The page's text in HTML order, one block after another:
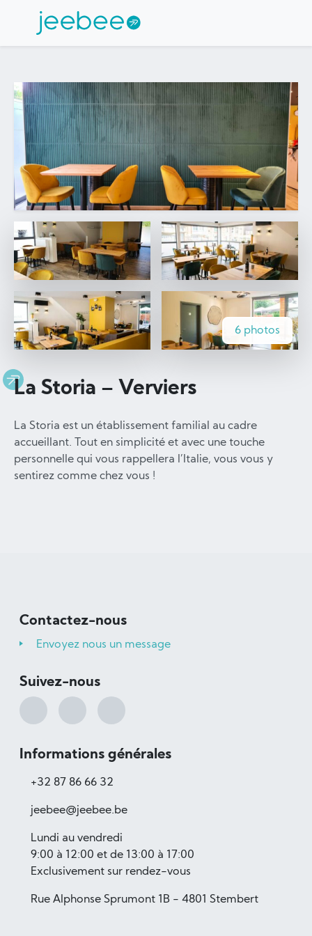
6 photos
La Storia – Verviers
La Storia est un établissement familial au cadre
accueillant. Tout en simplicité et avec une touche
personnelle qui vous rappellera l’Italie, vous vous y
sentirez comme chez vous !
Contactez-nous
Envoyez nous un message
Suivez-nous
Informations générales
+32 87 86 66 32
jeebee@jeebee.be
Lundi au vendredi
9:00 à 12:00 et de 13:00 à 17:00
Exclusivement sur rendez-vous
Rue Alphonse Sprumont 1B - 4801 Stembert